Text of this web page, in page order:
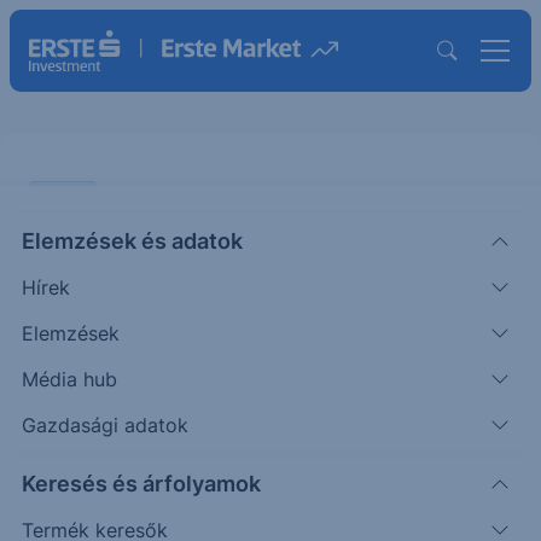
Elemzések és adatok
Hírek
Elemzések
Média hub
Gazdasági adatok
Keresés és árfolyamok
Termék keresők
árfolyam Fekete napjuk volt múlt héten a
tengerentúli piacoknak, Obama győzelmére